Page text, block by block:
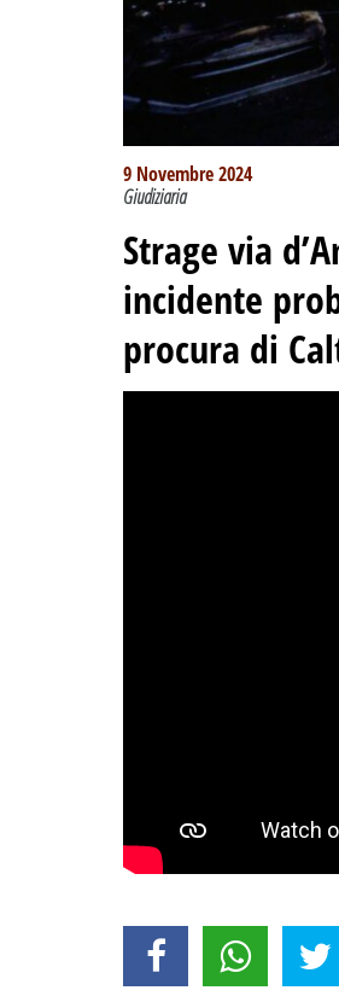
9 Novembre 2024
Giudiziaria
Strage via
incidente
procura di